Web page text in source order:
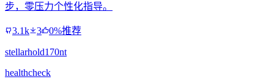
步，零压力个性化指导。
3.1k 3 0%推荐
stellarhold170nt
healthcheck